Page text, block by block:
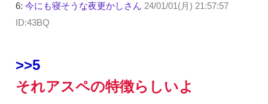
6: 今にも寝そうな夜更かしさん 24/01/01(月) 21:57:57
ID:43BQ
>>5
それアスペの特徴らしいよ